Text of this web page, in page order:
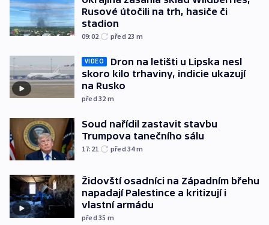
Rusové útočili na trh, hasiče či
stadion
09:02 před 23 m
VIDEO
Dron na letišti u Lipska nesl
skoro kilo trhaviny, indicie ukazují
na Rusko
před 32 m
Soud nařídil zastavit stavbu
Trumpova tanečního sálu
17:21 před 34m
Židovští osadníci na Západním břehu
napadají Palestince a kritizují i
vlastní armádu
před 35 m